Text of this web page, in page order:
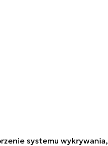
systemu wykrywania,